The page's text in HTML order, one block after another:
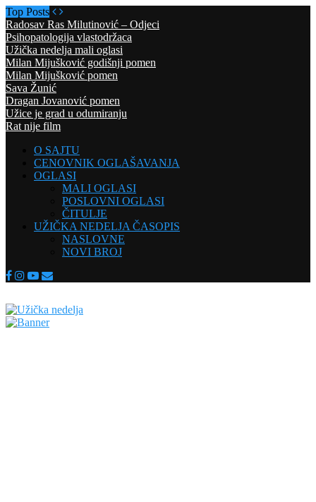
Top Posts
Radosav Ras Milutinović – Odjeci
Psihopatologija vlastodržaca
Užička nedelja mali oglasi
Milan Mijušković godišnji pomen
Milan Mijušković pomen
Sava Žunić
Dragan Jovanović pomen
Užice je grad u odumiranju
Rat nije film
O SAJTU
CENOVNIK OGLAŠAVANJA
OGLASI
MALI OGLASI
POSLOVNI OGLASI
ČITULJE
UŽIČKA NEDELJA ČASOPIS
NASLOVNE
NOVI BROJ